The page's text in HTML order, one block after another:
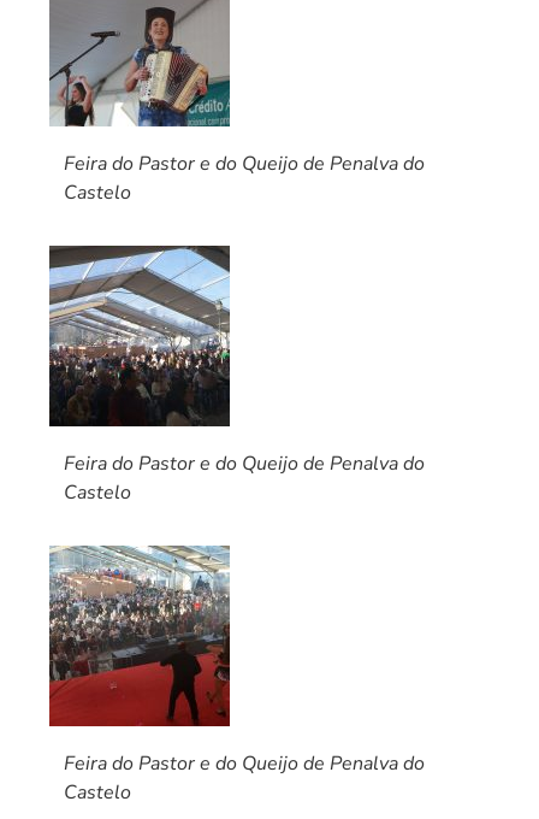
Feira do Pastor e do Queijo de Penalva do
Castelo
Feira do Pastor e do Queijo de Penalva do
Castelo
Feira do Pastor e do Queijo de Penalva do
Castelo